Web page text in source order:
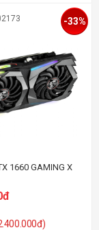
1660 GAMING X
-33%